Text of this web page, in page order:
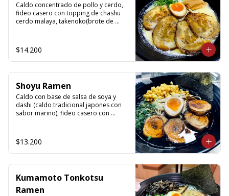
Caldo concentrado de pollo y cerdo,
fideo casero con topping de chashu
cerdo malaya, takenoko(brote de
$14.200
Shoyu Ramen
Caldo con base de salsa de soya y
dashi (caldo tradicional japones con
sabor marino), fideo casero con
nori, cebollin y aceite de sesamo
$13.200
Kumamoto Tonkotsu
Ramen